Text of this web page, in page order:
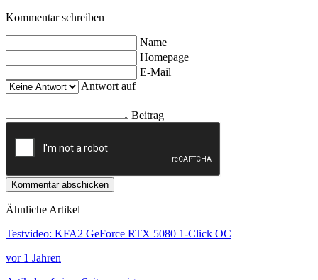
Kommentar schreiben
Name
Homepage
E-Mail
Antwort auf
Beitrag
Kommentar abschicken
Ähnliche Artikel
Testvideo: KFA2 GeForce RTX 5080 1-Click OC
vor 1 Jahren